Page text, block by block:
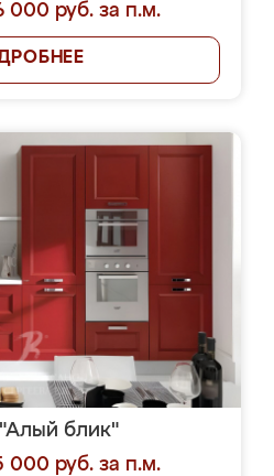
000 руб. за п.м.
блик"
000 руб. за п.м.